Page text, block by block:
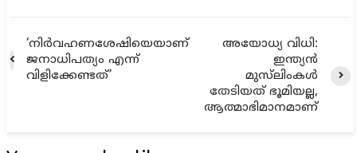
‘നിർവഹണശേഷിയെയാണ്
ജനാധിപത്യം എന്ന്
വിളിക്കേണ്ടത്’
അയോധ്യ വിധി:
ഇന്ത്യൻ
മുസ്‌ലിംകൾ
തേടിയത് ഭൂമിയല്ല,
ആത്മാഭിമാനമാണ്